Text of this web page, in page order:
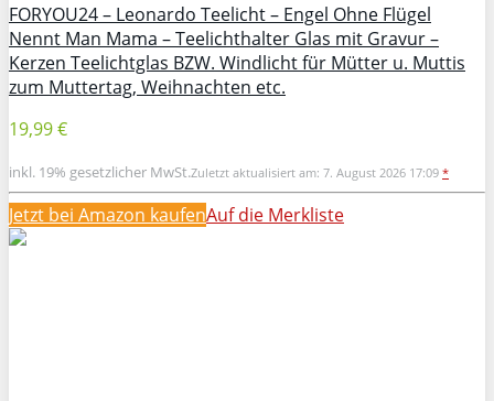
FORYOU24 – Leonardo Teelicht – Engel Ohne Flügel
Nennt Man Mama – Teelichthalter Glas mit Gravur –
Kerzen Teelichtglas BZW. Windlicht für Mütter u. Muttis
zum Muttertag, Weihnachten etc.
19,99 €
inkl. 19% gesetzlicher MwSt.Zuletzt aktualisiert am: 7. August 2026 17:09 *
Jetzt bei Amazon kaufenAuf die Merkliste